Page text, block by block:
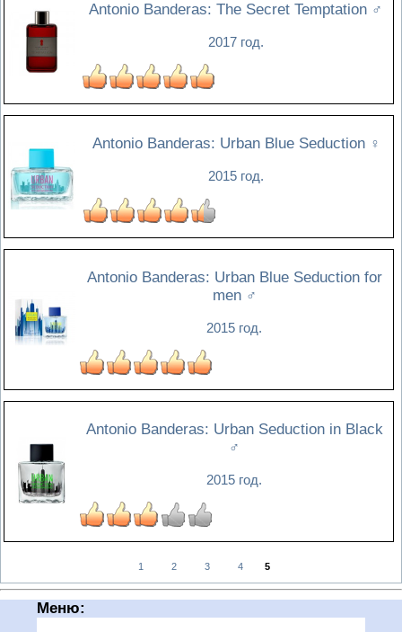
Antonio Banderas: The Secret Temptation ♂
2017 год.
Antonio Banderas: Urban Blue Seduction ♀
2015 год.
Antonio Banderas: Urban Blue Seduction for
men ♂
2015 год.
Antonio Banderas: Urban Seduction in Black
♂
2015 год.
1 2 3 4 5
Меню: